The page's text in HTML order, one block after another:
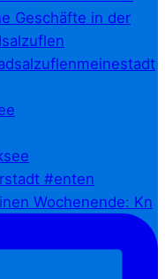
Wochenende: Kn